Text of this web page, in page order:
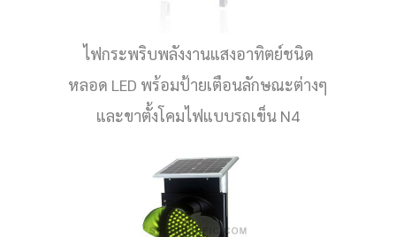
ไฟกระพริบพลังงานแสงอาทิตย์ชนิด
หลอด LED พร้อมป้ายเตือนลักษณะต่างๆ
และขาตั้งโคมไฟแบบรถเข็น N4